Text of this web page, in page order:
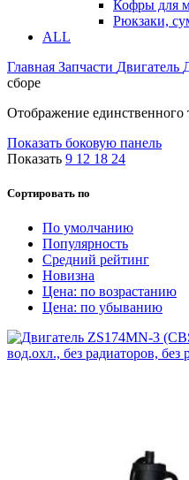
Кофры для
Рюкзаки,
ALL
Главная Запчасти Двигатель
сборе
Отображение единственного
Показать боковую панель
Показать 9 12 18 24
Сортировать по
По умолчанию
Популярность
Средний рейтинг
Новизна
Цена: по возрастанию
Цена: по убыванию